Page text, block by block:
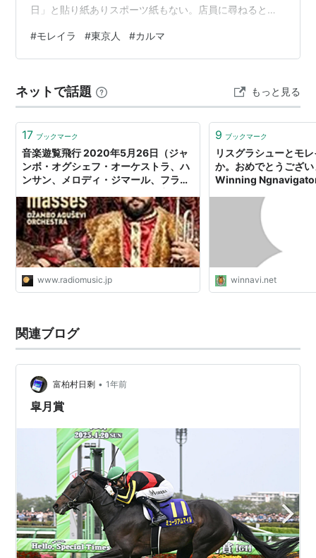
日」と貼り紙ありスポーツ紙もない。店員に尋ねると休
だと扱つてゐるのですが」……ってなんだ、それは。 衣
服の入れ替へもほとんど終はつて（冬物のセーターだと
を忘れてゐた（それだけいつも被つてゐるわけぢゃない
からなのだけど）。クローゼットで帽子置き場にも苦労
するのだけれど使つてゐない籠を利用し…
#モレイラ #東京人 #カルマ
ネットで話題 もっと見る
17 ブックマーク
音楽遊覧飛行 2020年5月26日（ジャ
ンボ・オグシェフ・オーケストラ、ハ
ンサン、メロディ・ジマール、フラン
www.radiomusic.jp
9 ブックマーク
リスグラシューとモ
か。おめでとうござ
Winning
winnavi.net
関連ブログ
富柏村日剩 • 1年前
皐月賞